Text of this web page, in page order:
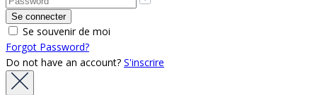
Se souvenir de moi
Forgot Password?
Do not have an account? S'inscrire